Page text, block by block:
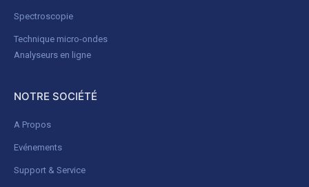
Spectroscopie
Technique micro-ondes
Analyseurs en ligne
NOTRE SOCIÉTÉ
A Propos
Evénements
Support & Service